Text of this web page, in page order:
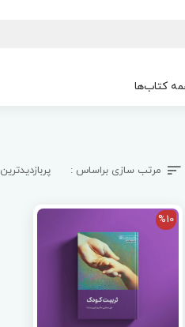
کتاب‌ها
مرتب سازی براساس : پربازدیدترین
%10